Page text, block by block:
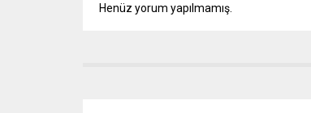
Henüz yorum yapılmamış.